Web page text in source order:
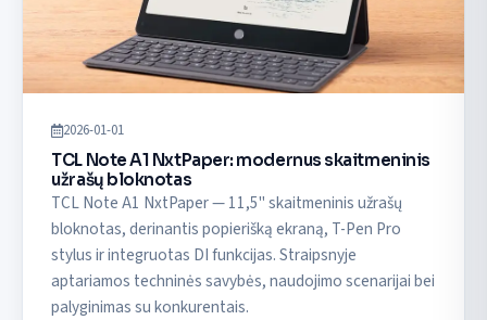
2026-01-01
TCL Note A1 NxtPaper: modernus skaitmeninis
užrašų bloknotas
TCL Note A1 NxtPaper — 11,5" skaitmeninis užrašų
bloknotas, derinantis popierišką ekraną, T-Pen Pro
stylus ir integruotas DI funkcijas. Straipsnyje
aptariamos techninės savybės, naudojimo scenarijai bei
palyginimas su konkurentais.